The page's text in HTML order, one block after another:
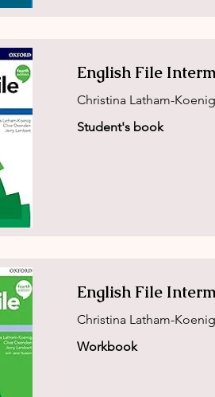
English File
Christina Latham-
Student's book
English File
Christina Latham-
Workbook